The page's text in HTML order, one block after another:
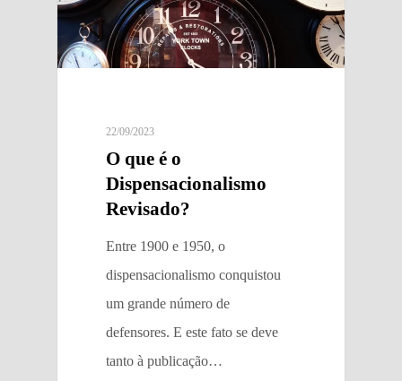
22/09/2023
O que é o
Dispensacionalismo
Revisado?
Entre 1900 e 1950, o
dispensacionalismo conquistou
um grande número de
defensores. E este fato se deve
tanto à publicação…